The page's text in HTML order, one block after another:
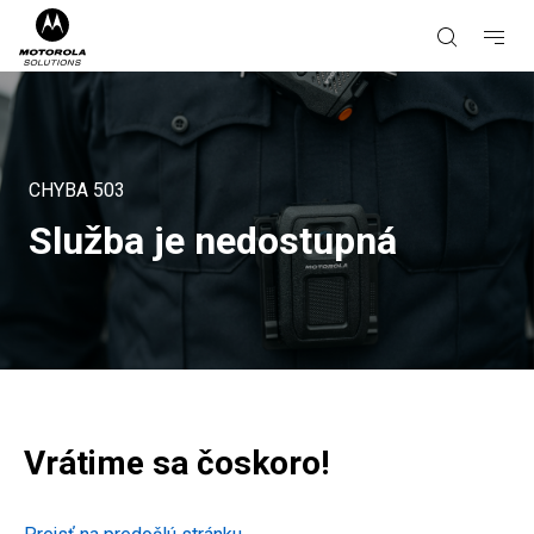
CHYBA 503
Služba je nedostupná
Vrátime sa čoskoro!